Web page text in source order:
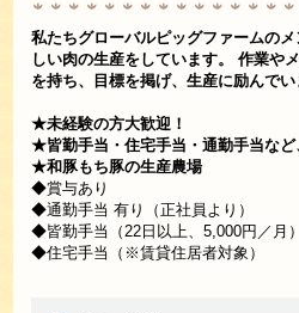
私たちグローバルピッグファームの
しい肉の生産をしています。 作業や
を持ち、目標を掲げ、生産に励んでい
★未経験の方大歓迎！
★皆勤手当・住宅手当・通勤手当など
★和豚もち豚の生産農場
◆賞与あり
◆通勤手当 有り（正社員より）
◆皆勤手当（22日以上、5,000円／月）
◆住宅手当（※賃貸住居者対象）